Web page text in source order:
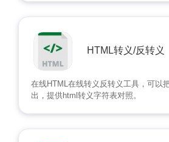
HTML转义/反转义
在线HTML在线转义反转义工具，可以
出，提供html转义字符表对照。